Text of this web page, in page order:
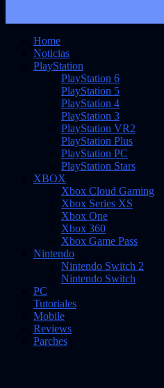
Home
Noticias
PlayStation
PlayStation 6
PlayStation 5
PlayStation 4
PlayStation 3
PlayStation VR2
PlayStation Plus
PlayStation PC
PlayStation Stars
XBOX
Xbox Cloud Gaming
Xbox Series XS
Xbox One
Xbox 360
Xbox Game Pass
Nintendo
Nintendo Switch 2
Nintendo Switch
PC
Tutoriales
Mobile
Reviews
Parches